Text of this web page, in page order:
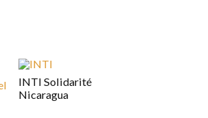
INTI Solidarité
Nicaragua